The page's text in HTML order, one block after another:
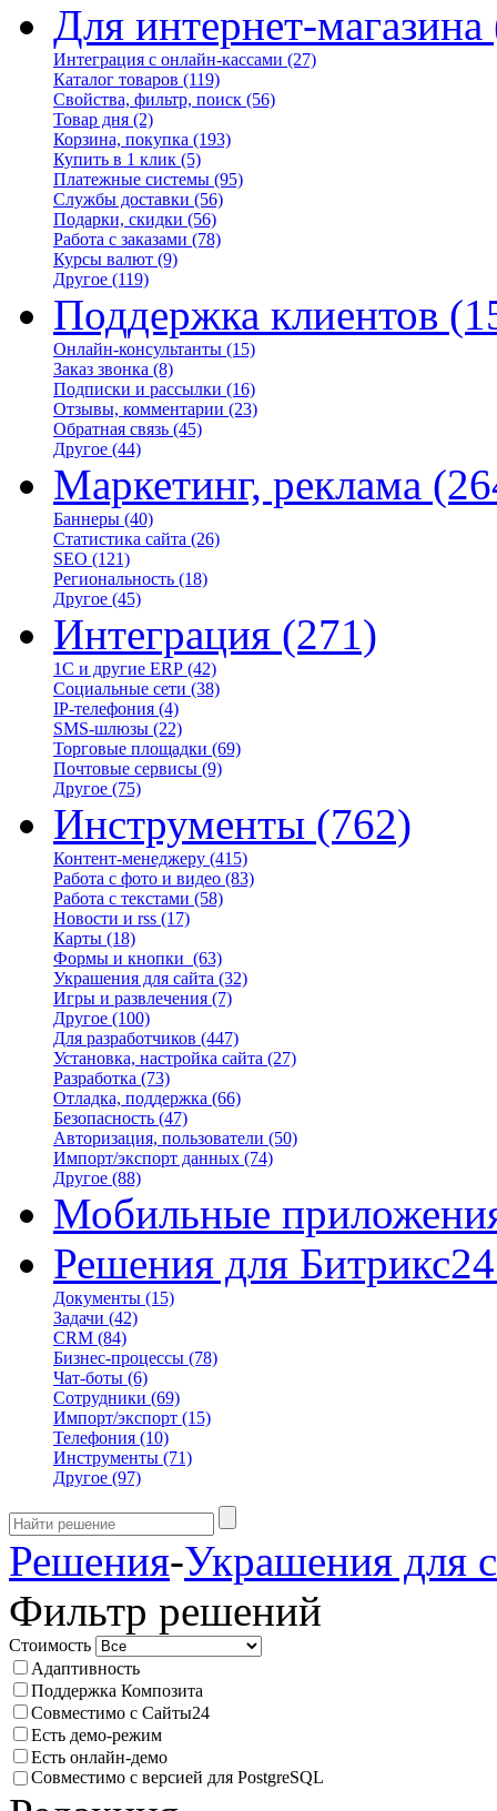
Для интернет-магазина
Интеграция с онлайн-кассами (27)
Каталог товаров (119)
Свойства, фильтр, поиск (56)
Товар дня (2)
Корзина, покупка (193)
Купить в 1 клик (5)
Платежные системы (95)
Службы доставки (56)
Подарки, скидки (56)
Работа с заказами (78)
Курсы валют (9)
Другое (119)
Поддержка клиентов
Онлайн-консультанты (15)
Заказ звонка (8)
Подписки и рассылки (16)
Отзывы, комментарии (23)
Обратная связь (45)
Другое (44)
Маркетинг, реклама
Баннеры (40)
Статистика сайта (26)
SEO (121)
Региональность (18)
Другое (45)
Интеграция (271)
1С и другие ERP (42)
Социальные сети (38)
IP-телефония (4)
SMS-шлюзы (22)
Торговые площадки (69)
Почтовые сервисы (9)
Другое (75)
Инструменты (762)
Контент-менеджеру (415)
Работа с фото и видео (83)
Работа с текстами (58)
Новости и rss (17)
Карты (18)
Формы и кнопки (63)
Украшения для сайта (32)
Игры и развлечения (7)
Другое (100)
Для разработчиков (447)
Установка, настройка сайта (27)
Разработка (73)
Отладка, поддержка (66)
Безопасность (47)
Авторизация, пользователи (50)
Импорт/экспорт данных (74)
Другое (88)
Мобильные
Решения для Битрикс24
Документы (15)
Задачи (42)
CRM (84)
Бизнес-процессы (78)
Чат-боты (6)
Сотрудники (69)
Импорт/экспорт (15)
Телефония (10)
Инструменты (71)
Другое (97)
Решения-Украшения для
Фильтр решений
Стоимость
Адаптивность
Поддержка Композита
Совместимо с Сайты24
Есть демо-режим
Есть онлайн-демо
Совместимо с версией для PostgreSQL